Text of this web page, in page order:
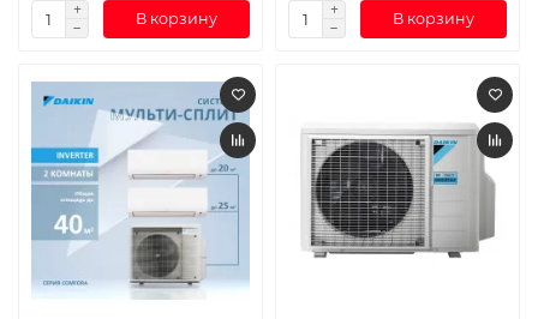
В корзину В корзину